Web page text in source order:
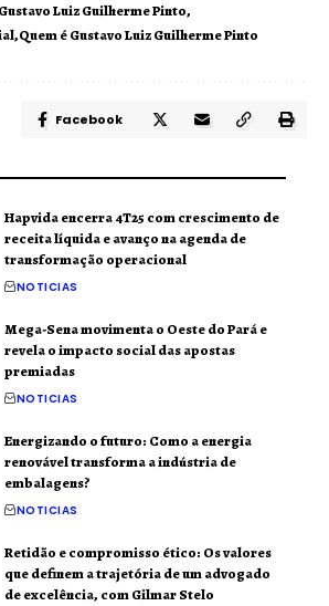
Luiz Guilherme Pinto
Quem é Gustavo Luiz Guilherme Pinto
Facebook
Hapvida encerra 4T25 com crescimento de
receita líquida e avanço na agenda de
transformação operacional
NOTICIAS
Mega-Sena movimenta o Oeste do Pará e
revela o impacto social das apostas
premiadas
NOTICIAS
Energizando o futuro: Como a energia
renovável transforma a indústria de
embalagens?
NOTICIAS
Retidão e compromisso ético: Os valores
que definem a trajetória de um advogado
de excelência, com Gilmar Stelo